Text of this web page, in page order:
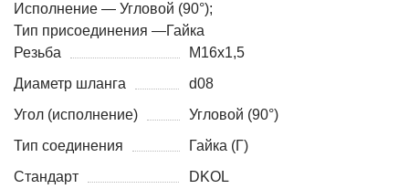
Исполнение — Угловой (90°);
Тип присоединения —Гайка
Резьба
M16x1,5
Диаметр шланга
d08
Угол (исполнение)
Угловой (90°)
Тип соединения
Гайка (Г)
Стандарт
DKOL